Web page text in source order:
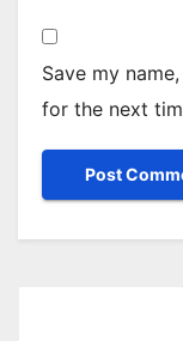
Save my
for the next